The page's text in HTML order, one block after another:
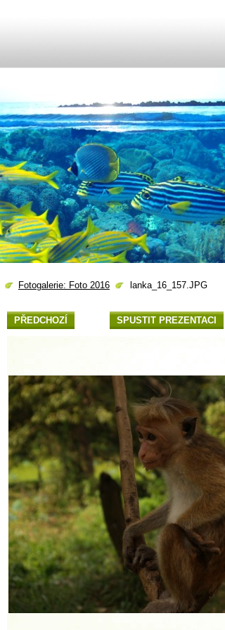
Fotogalerie: Foto 2016 lanka_16_157.JPG
PŘEDCHOZÍ SPUSTIT PREZENTACI